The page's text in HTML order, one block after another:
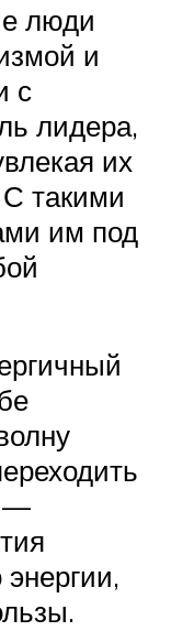
люди
и
с
лидера,
их
такими
им под
—